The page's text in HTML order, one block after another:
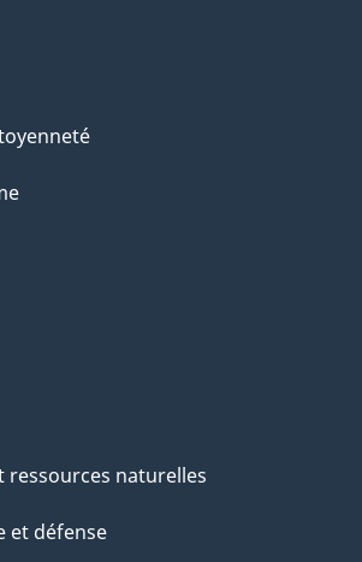
ressources naturelles
et défense